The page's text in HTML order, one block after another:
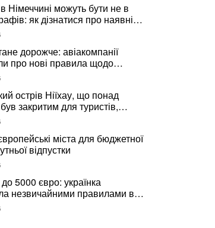
в Німеччині можуть бути не в
як дізнатися про наявні
дорожче: авіакомпанії
про нові правила щодо
острів Ніїхау, що понад
закритим для туристів,
перших відвідувачів
міста для бюджетної
відпустки
5000 євро: українка
незвичайними правилами в
та поділилася правдою